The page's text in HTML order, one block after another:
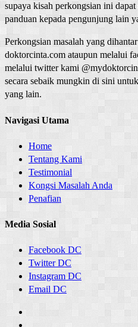
supaya kisah perkongsian ini
panduan kepada pengunjung lain
Perkongsian masalah yang
doktorcinta.com ataupun melalui
melalui twitter kami
secara sebaik mungkin di sini
yang lain.
Navigasi Utama
Home
Tentang Kami
Testimonial
Kongsi Masalah Anda
Penafian
Media Sosial
Facebook DC
Twitter DC
Instagram DC
Email DC